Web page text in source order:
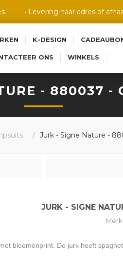
• Levering naar adres of
K-DESIGN
ONS WINKELS
/ Jurk - Signe Nature -
- 880037 -
JURK - SIGNE
Merk:
bloemenprint. De jurk heeft